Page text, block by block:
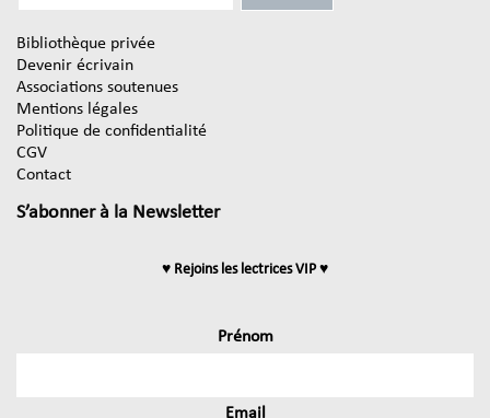
Bibliothèque privée
Devenir écrivain
Associations soutenues
Mentions légales
Politique de confidentialité
CGV
Contact
S’abonner à la Newsletter
♥ Rejoins les lectrices VIP ♥
Prénom
Email